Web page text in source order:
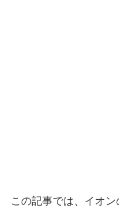
この記事では、イオ